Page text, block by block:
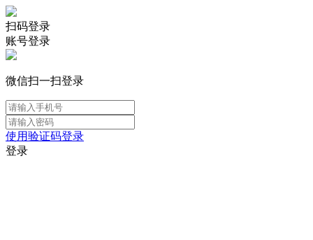
扫码登录
账号登录
微信扫一扫登录
使用验证码登录
登录